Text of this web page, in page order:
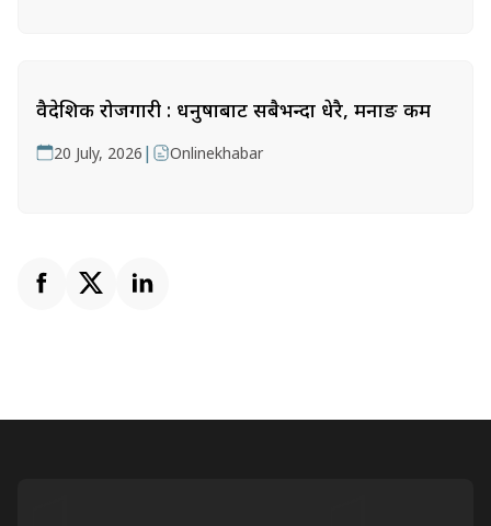
वैदेशिक रोजगारी : धनुषाबाट सबैभन्दा धेरै, मनाङ कम
20 July, 2026 | Onlinekhabar